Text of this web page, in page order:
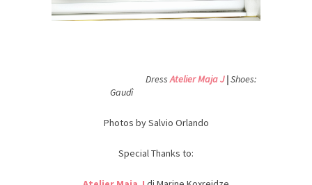
DressAtelier Maja J|Shoes:
Gaudì
Photos by Salvio Orlando
Special Thanks to: